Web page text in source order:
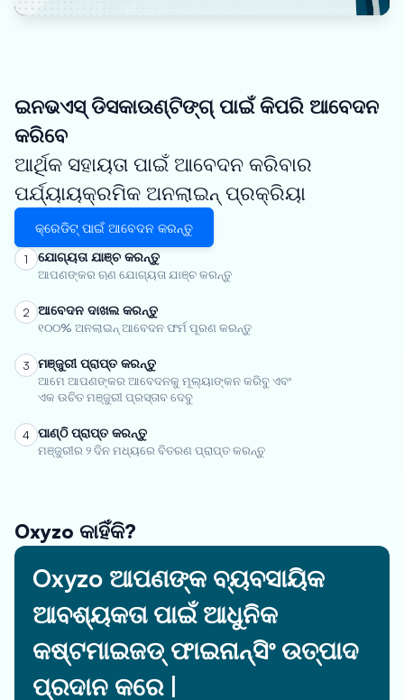
ଇନଭଏସ୍ ଡିସକାଉଣ୍ଟିଙ୍ଗ୍ ପାଇଁ କିପରି ଆବେଦନ
କରିବେ
ଆର୍ଥିକ ସହାୟତା ପାଇଁ ଆବେଦନ କରିବାର
ପର୍ଯ୍ୟାୟକ୍ରମିକ ଅନଲାଇନ୍ ପ୍ରକ୍ରିୟା
କ୍ରେଡିଟ୍ ପାଇଁ ଆବେଦନ କରନ୍ତୁ
1 ଯୋଗ୍ୟତା ଯାଞ୍ଚ କରନ୍ତୁ
ଆପଣଙ୍କର ଋଣ ଯୋଗ୍ୟତା ଯାଞ୍ଚ କରନ୍ତୁ
2 ଆବେଦନ ଦାଖଲ କରନ୍ତୁ
୧୦୦% ଅନଲାଇନ୍ ଆବେଦନ ଫର୍ମ ପୂରଣ କରନ୍ତୁ
3 ମଞ୍ଜୁରୀ ପ୍ରାପ୍ତ କରନ୍ତୁ
ଆମେ ଆପଣଙ୍କର ଆବେଦନକୁ ମୂଲ୍ୟାଙ୍କନ କରିବୁ ଏବଂ
ଏକ ଉଚିତ ମଞ୍ଜୁରୀ ପ୍ରସ୍ତାବ ଦେବୁ
4 ପାଣ୍ଠି ପ୍ରାପ୍ତ କରନ୍ତୁ
ମଞ୍ଜୁରୀର ୨ ଦିନ ମଧ୍ୟରେ ବିତରଣ ପ୍ରାପ୍ତ କରନ୍ତୁ
Oxyzo କାହିଁକି?
Oxyzo ଆପଣଙ୍କ ବ୍ୟବସାୟିକ
ଆବଶ୍ୟକତା ପାଇଁ ଆଧୁନିକ
କଷ୍ଟମାଇଜଡ୍ ଫାଇନାନ୍ସିଂ ଉତ୍ପାଦ
ପ୍ରଦାନ କରେ |